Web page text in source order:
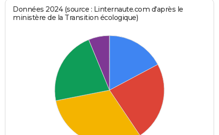
Données 2024 (source : Linternaute.com d'après le
ministère de la Transition écologique)